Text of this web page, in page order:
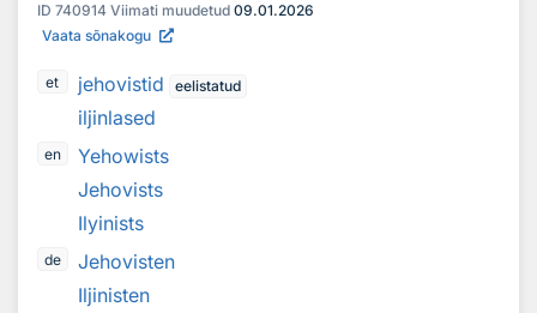
ID 740914 Viimati muudetud 09.01.2026
Vaata sõnakogu
et jehovistid eelistatud
iljinlased
en
Yehowists
Jehovists
Ilyinists
de
Jehovisten
Iljinisten